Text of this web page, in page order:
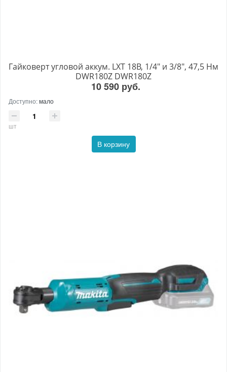
Гайковерт угловой аккум. LXT 18В, 1/4" и 3/8", 47,5 Нм
DWR180Z DWR180Z
10 590 руб.
Доступно:мало
шт
В корзину